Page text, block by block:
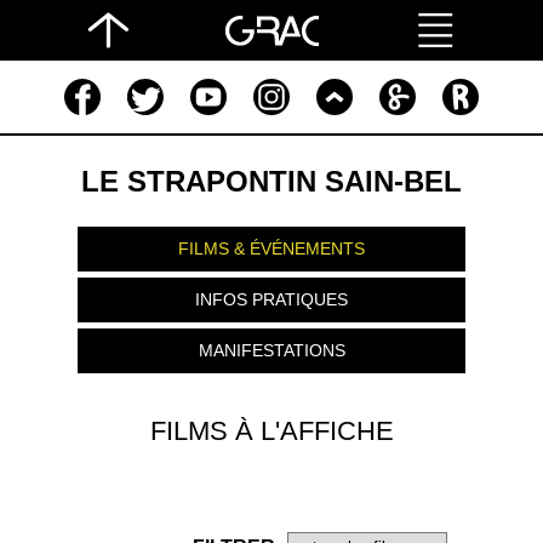
LE STRAPONTIN SAIN-BEL
FILMS & ÉVÉNEMENTS
INFOS PRATIQUES
MANIFESTATIONS
FILMS À L'AFFICHE